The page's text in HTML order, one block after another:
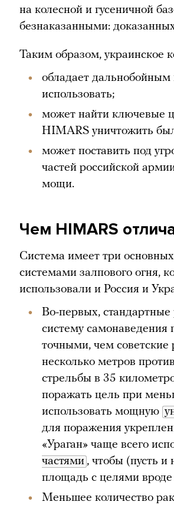
на колесной и гусеничной
безнаказанными:
Таким образом, украинское
обладает
использовать;
может найти ключевые
HIMARS уничтожить
может поставить под
частей российской
мощи.
Чем HIMARS
Система имеет три
системами залпового огня,
использовали и Россия и
Во-первых,
систему самонаведения
точными, чем советские
несколько метров
стрельбы в 35
поражать цель при
использовать мощную
для поражения
«Ураган» чаще всего
частями , чтобы (пусть
площадь с целями
Меньшее количество